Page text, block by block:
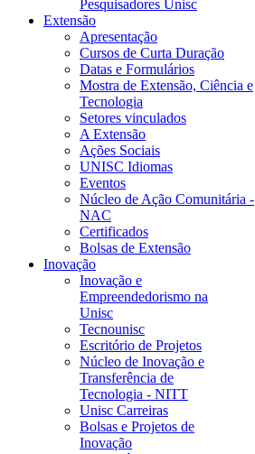
Pesquisadores Unisc
Extensão
Apresentação
Cursos de Curta Duração
Datas e Formulários
Mostra de Extensão, Ciência e
Tecnologia
Setores vinculados
A Extensão
Ações Sociais
UNISC Idiomas
Eventos
Núcleo de Ação Comunitária -
NAC
Certificados
Bolsas de Extensão
Inovação
Inovação e
Empreendedorismo na
Unisc
Tecnounisc
Escritório de Projetos
Núcleo de Inovação e
Transferência de
Tecnologia - NITT
Unisc Carreiras
Bolsas e Projetos de
Inovação